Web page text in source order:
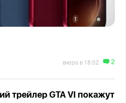
вчера в 18:02 2
трейлер GTA VI покажут